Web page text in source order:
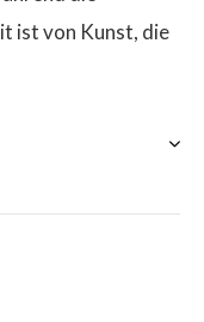
ist von Kunst, die